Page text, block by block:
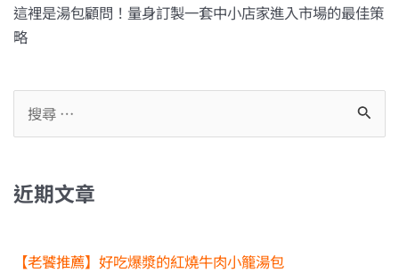
這裡是湯包顧問！量身訂製一套中小店家進入市場的最佳策
略
尋
鍵
字:
近期文章
【老饕推薦】好吃爆漿的紅燒牛肉小籠湯包